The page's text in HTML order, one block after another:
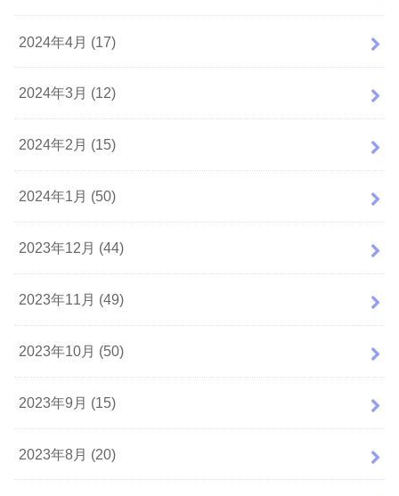
2024年4月 (17)
2024年3月 (12)
2024年2月 (15)
2024年1月 (50)
2023年12月 (44)
2023年11月 (49)
2023年10月 (50)
2023年9月 (15)
2023年8月 (20)